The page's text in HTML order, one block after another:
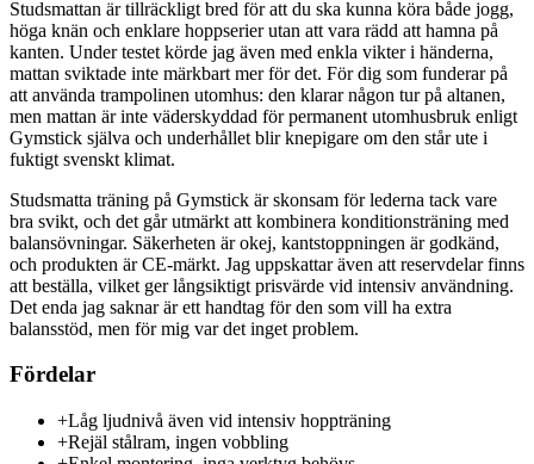
Studsmattan är tillräckligt bred för att du ska kunna köra både jogg,
höga knän och enklare hoppserier utan att vara rädd att hamna på
kanten. Under testet körde jag även med enkla vikter i händerna,
mattan sviktade inte märkbart mer för det. För dig som funderar på
att använda trampolinen utomhus: den klarar någon tur på altanen,
men mattan är inte väderskyddad för permanent utomhusbruk enligt
Gymstick själva och underhållet blir knepigare om den står ute i
fuktigt svenskt klimat.
Studsmatta träning på Gymstick är skonsam för lederna tack vare
bra svikt, och det går utmärkt att kombinera konditionsträning med
balansövningar. Säkerheten är okej, kantstoppningen är godkänd,
och produkten är CE-märkt. Jag uppskattar även att reservdelar finns
att beställa, vilket ger långsiktigt prisvärde vid intensiv användning.
Det enda jag saknar är ett handtag för den som vill ha extra
balansstöd, men för mig var det inget problem.
Fördelar
+Låg ljudnivå även vid intensiv hoppträning
+Rejäl stålram, ingen vobbling